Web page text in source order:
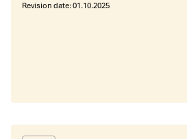
Revision date:01.10.2025